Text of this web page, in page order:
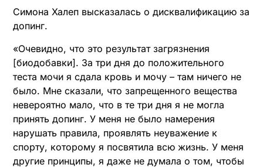
Симона Халеп высказалась о дисквалификацию за
допинг.
«Очевидно, что это результат загрязнения
[биодобавки]. За три дня до положительного
теста мочи я сдала кровь и мочу – там ничего не
было. Мне сказали, что запрещенного вещества
невероятно мало, что в те три дня я не могла
принять допинг. У меня не было намерения
нарушать правила, проявлять неуважение к
спорту, которому я посвятила всю жизнь. У меня
другие принципы, я даже не думала о том, чтобы